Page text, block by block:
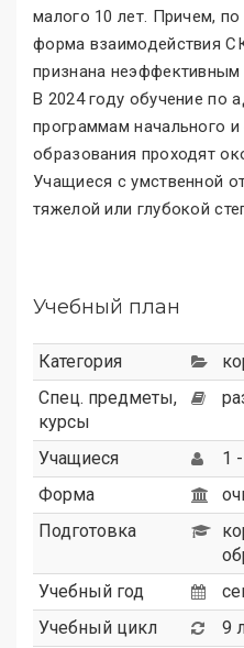
малого 10 лет. Причем,
форма взаимодействия
признана неэффективным
В 2024 году обучение по
программам начального
образования проходят
Учащиеся с умственной
тяжелой или глубокой
Учебный план
Категория
Спец. предметы,
курсы
Учащиеся
1
Форма
Подготовка
Учебный год
Учебный цикл
9